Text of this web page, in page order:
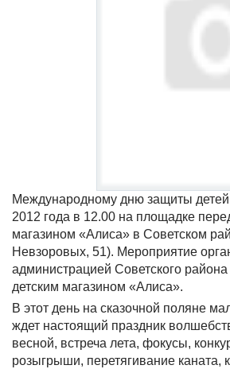
Международному дню защиты
2012 года в 12.00 на площадке
магазином «Алиса» в Советском
Невзоровых, 51). Мероприятие
администрацией Советского
детским магазином «Алиса».
В этот день на сказочной поляне
ждет настоящий праздник
весной, встреча лета, фокусы,
розыгрыши, перетягивание каната,